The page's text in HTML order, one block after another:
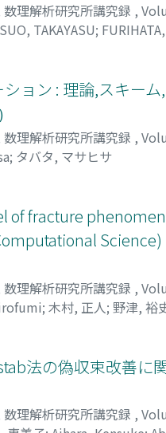
数理解析研究所講究録 ,
TAKAYASU;
ョン : 理論,スキー
数理解析研究所講究録 ,
; タバタ, マサヒサ
of fracture
Science)
数理解析研究所講究録 ,
; 木村, 正人; 野津, 裕
法の偽収束改善
数理解析研究所講究録 ,